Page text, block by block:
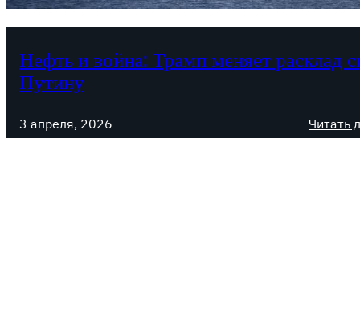
Нефть и война: Трамп меняет расклад
Путину
3 апреля, 2026 Читать